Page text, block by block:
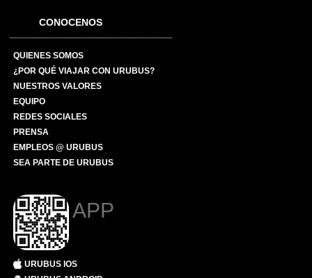
CONOCENOS
QUIENES SOMOS
¿POR QUÉ VIAJAR CON URUBUS?
NUESTROS VALORES
EQUIPO
REDES SOCIALES
PRENSA
EMPLEOS @ URUBUS
SEA PARTE DE URUBUS
APP
URUBUS IOS